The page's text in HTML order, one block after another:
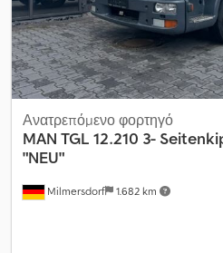
Milmersdorf 1.682 km
Ανατρεπόμενο φορτηγό
MAN TGL 12.210 3-
"NEU"